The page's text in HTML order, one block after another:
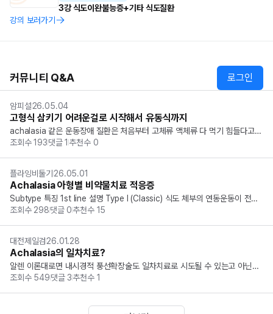
3강 식도이완불능증+기타 식도질환
강의 보러가기
커뮤니티 Q&A 로그인
암피설26.05.04
고형식 삼키기 어려운걸로 시작해서 유동식까지
achalasia 같은 운동장애 질환은 처음부터 고체류 액체류 다 먹기 힘들다고
써있는데, 제가 푼 어떤 문제에서는 검사사진등 모든 단서가 achalasia를 가
조회수193댓글1추천수 0
플라잉비둘기26.05.01
Achalasia 아형별 비약물치료 적응증
Subtype 특징 1st line 설명 Type I (Classic) 식도 체부의 연동운동이 전혀
없음 PD, Heller Myotomy, POEM 세 가지 치료 모두 효과가 좋으나, 최근
조회수 298댓글 0추천수 15
대전제일검26.01.28
Achalasia의 일차치료?
알렌 이론대로면 내시경적 풍선확장술도 일차치료로 시도될 수 있는고 아닌가
요??
조회수 549댓글3추천수 1